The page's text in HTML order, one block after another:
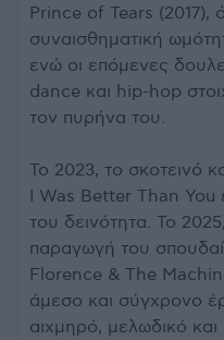
Prince of Tears (2017),
συναισθηματική
ενώ οι επόμενες
dance και hip-hop
τον πυρήνα του.
Το 2023, το σκοτεινό
I Was Better Than You
του δεινότητα. Το
παραγωγή του
Florence & The
άμεσο και σύγχρονο
αιχμηρό, μελωδικό